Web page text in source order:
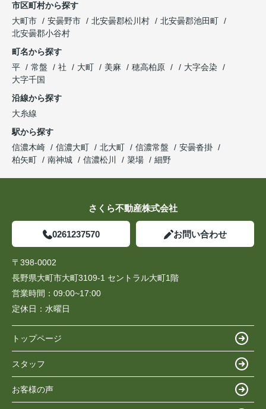
市区町村から探す
大町市
安曇野市 北安曇郡松川村
北安曇郡池田町
北安曇郡小谷村
町名から探す
平
常盤 社 大町 美麻 穂高柏原
大字会染
大字千国
沿線から探す
大糸線
駅から探す
信濃木崎
信濃大町 北大町 信濃常盤
安曇沓掛
柏矢町
南神城 信濃松川 簗場 細野
さくら不動産株式会社
0261237570 お問い合わせ
〒398-0002
長野県大町市大町3109-1 セントラル大町1階
営業時間： 09:00~17:00
定休日： 水曜日
トップページ
スタッフ
お客様の声